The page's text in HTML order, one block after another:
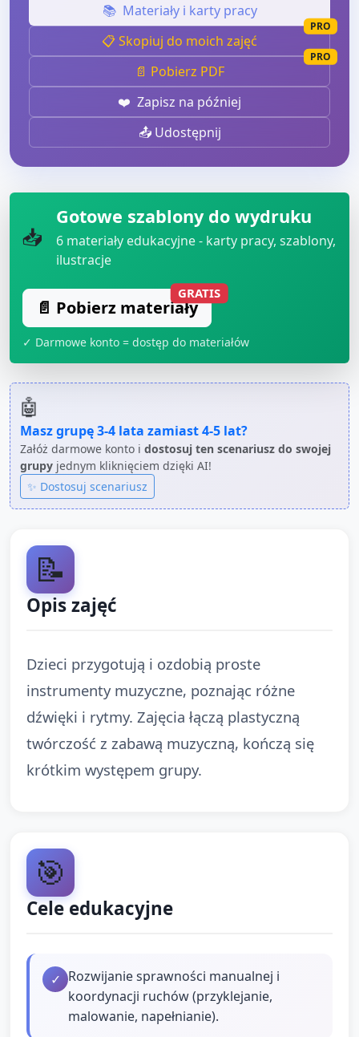
📚 Materiały i karty pracy
📋 Skopiuj do moich zajęć
PRO
📄 Pobierz PDF
PRO
❤️ Zapisz na później
📤 Udostępnij
📥
Gotowe szablony do wydruku
6 materiały edukacyjne - karty pracy, szablony,
ilustracje
📄 Pobierz materiały
GRATIS
✓ Darmowe konto = dostęp do materiałów
🤖
Masz grupę3-4 lata zamiast4-5 lat?
Załóż darmowe konto i dostosuj ten scenariusz do swojej
grupy jednym kliknięciem dzięki AI!
✨ Dostosuj scenariusz
📝
Opis zajęć
Dzieci przygotują i ozdobią proste
instrumenty muzyczne, poznając różne
dźwięki i rytmy. Zajęcia łączą plastyczną
twórczość z zabawą muzyczną, kończą się
krótkim występem grupy.
🎯
Cele edukacyjne
✓ Rozwijanie sprawności manualnej i
koordynacji ruchów (przyklejanie,
malowanie, napełnianie).